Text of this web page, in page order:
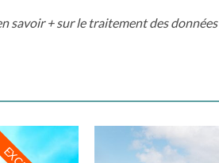
savoir + sur le traitement des données